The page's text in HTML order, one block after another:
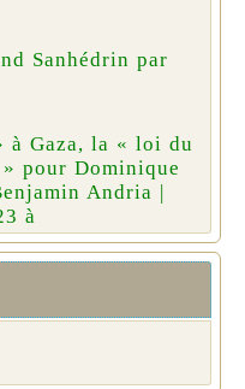
Sanhédrin par
à Gaza, la « loi du
pour Dominique
Andria |
à